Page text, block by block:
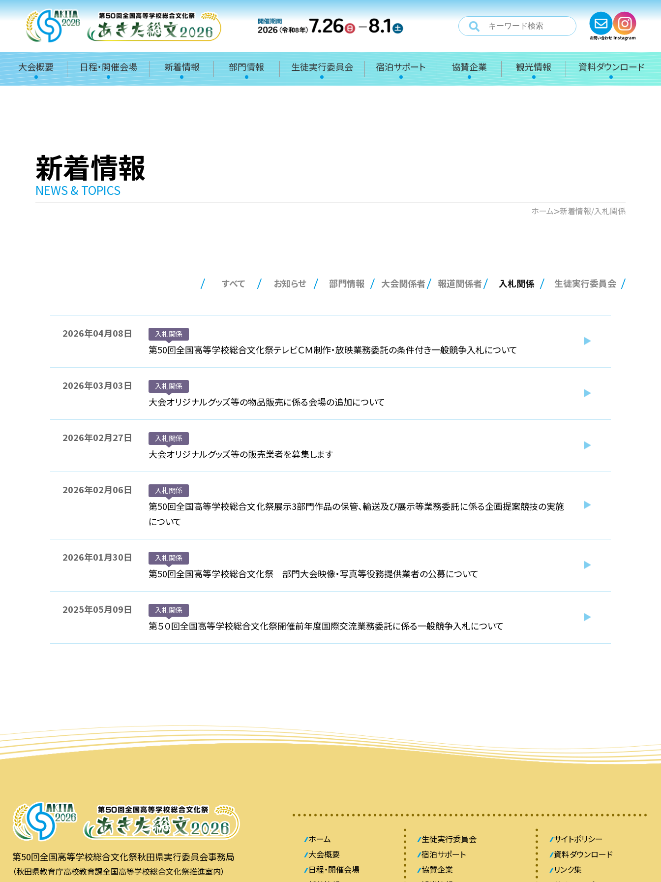
大会概要 日程・開催会場 新着情報 部門情報 生徒実行委員会 宿泊サポート 協賛企業 観光情報 資料ダウンロード
ホーム>新着情報/入札関係
新着情報
NEWS & TOPICS
すべて お知らせ 部門情報 大会関係者 報道関係者 入札関係 生徒実行委員会
2026年04月08日 入札関係
第50回全国高等学校総合文化祭テレビＣＭ制作・放映業務委託の条件付き一般競争入札について
2026年03月03日 入札関係
大会オリジナルグッズ等の物品販売に係る会場の追加について
2026年02月27日 入札関係
大会オリジナルグッズ等の販売業者を募集します
2026年02月06日 入札関係
第50回全国高等学校総合文化祭展示3部門作品の保管、輸送及び展示等業務委託に係る企画提案競技の実施
について
2026年01月30日 入札関係
第50回全国高等学校総合文化祭 部門大会映像・写真等役務提供業者の公募について
2025年05月09日 入札関係
第５０回全国高等学校総合文化祭開催前年度国際交流業務委託に係る一般競争入札について
第50回全国高等学校総合文化祭秋田県実行委員会事務局
（秋田県教育庁高校教育課全国高等学校総合文化祭推進室内）
ホーム
大会概要
日程・開催会場
生徒実行委員会
宿泊サポート
協賛企業
サイトポリシー
資料ダウンロード
リンク集